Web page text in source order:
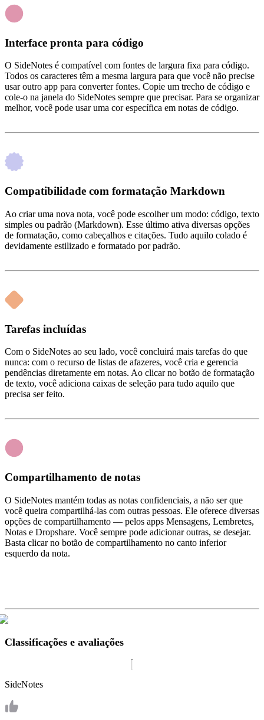
Interface pronta para código
O SideNotes é compatível com fontes de largura fixa para código.
Todos os caracteres têm a mesma largura para que você não precise
usar outro app para converter fontes. Copie um trecho de código e
cole‑o na janela do SideNotes sempre que precisar. Para se organizar
melhor, você pode usar uma cor específica em notas de código.
Compatibilidade com formatação Markdown
Ao criar uma nova nota, você pode escolher um modo: código, texto
simples ou padrão (Markdown). Esse último ativa diversas opções
de formatação, como cabeçalhos e citações. Tudo aquilo colado é
devidamente estilizado e formatado por padrão.
Tarefas incluídas
Com o SideNotes ao seu lado, você concluirá mais tarefas do que
nunca: com o recurso de listas de afazeres, você cria e gerencia
pendências diretamente em notas. Ao clicar no botão de formatação
de texto, você adiciona caixas de seleção para tudo aquilo que
precisa ser feito.
Compartilhamento de notas
O SideNotes mantém todas as notas confidenciais, a não ser que
você queira compartilhá‑las com outras pessoas. Ele oferece diversas
opções de compartilhamento — pelos apps Mensagens, Lembretes,
Notas e Dropshare. Você sempre pode adicionar outras, se desejar.
Basta clicar no botão de compartilhamento no canto inferior
esquerdo da nota.
Classificações e avaliações
SideNotes